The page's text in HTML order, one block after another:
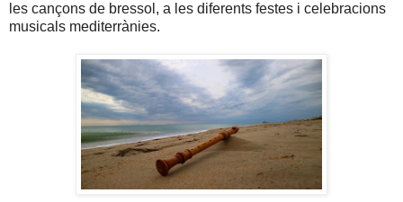
les cançons de bressol, a les diferents festes i celebracions
musicals mediterrànies.